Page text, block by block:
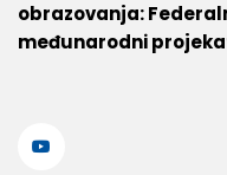
obrazovanja:
međunarodni